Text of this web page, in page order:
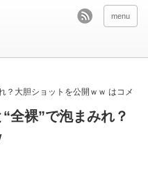
menu
？大胆ショットを公開ｗｗ はコメ
全裸”で泡まみれ？